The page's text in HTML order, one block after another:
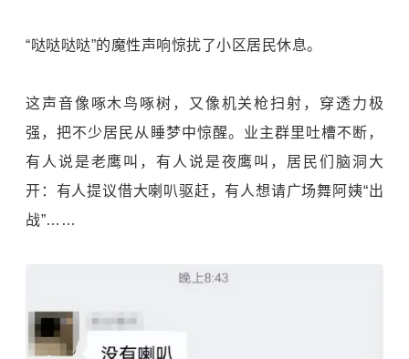
“哒哒哒哒”的魔性声响惊扰了小区居民休息。
这声音像啄木鸟啄树，又像机关枪扫射，穿透力极
强，把不少居民从睡梦中惊醒。业主群里吐槽不断，
有人说是老鹰叫，有人说是夜鹰叫，居民们脑洞大
开：有人提议借大喇叭驱赶，有人想请广场舞阿姨“出
战”……